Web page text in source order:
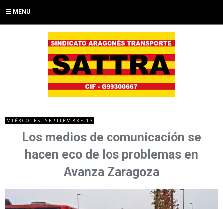
MENU
MIÉRCOLES, SEPTIEMBRE 13
Los medios de comunicación se
hacen eco de los problemas en
Avanza Zaragoza